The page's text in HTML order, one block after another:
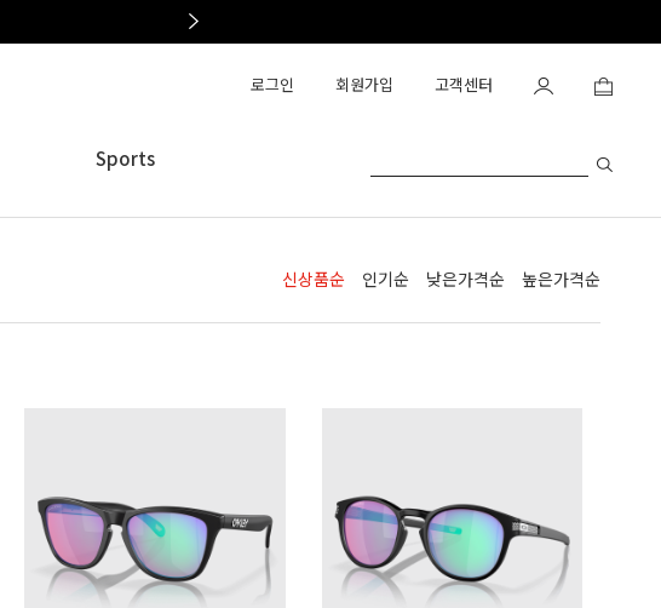
로그인 회원가입 고객센터
Sports
신상품순 인기순 낮은가격순 높은가격순